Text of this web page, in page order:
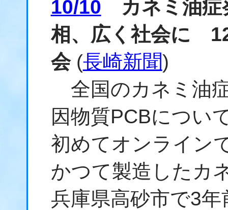
10/10 カネミ油症
相、広く社会に
会 (長崎新聞)
全国のカネミ油
因物質PCBについ
初めてオンライン
かつて製造したカ
兵庫県高砂市で3